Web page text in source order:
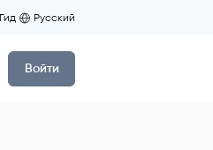
Русский
Войти